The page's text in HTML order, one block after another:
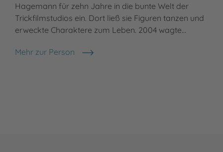
Hagemann für zehn Jahre in die bunte Welt der
Trickfilmstudios ein. Dort ließ sie Figuren tanzen und
erweckte Charaktere zum Leben. 2004 wagte…
Mehr zur Person
Antje Hagemann